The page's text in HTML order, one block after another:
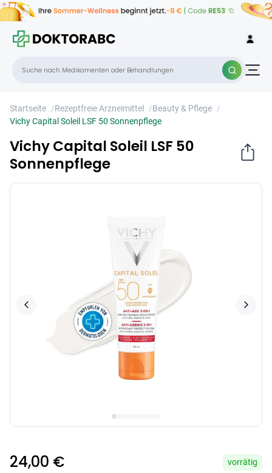
Startseite /Rezeptfreie Arzneimittel /Beauty & Pflege /
Vichy Capital Soleil LSF 50 Sonnenpflege
Vichy Capital Soleil LSF 50
Sonnenpflege
24,00 € vorrätig
×